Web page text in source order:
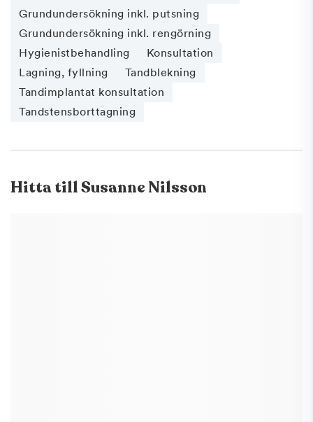
Grundundersökning inkl. putsning
Grundundersökning inkl. rengörning
Hygienistbehandling
Konsultation
Lagning, fyllning
Tandblekning
Tandimplantat konsultation
Tandstensborttagning
Hitta tillSusanne Nilsson